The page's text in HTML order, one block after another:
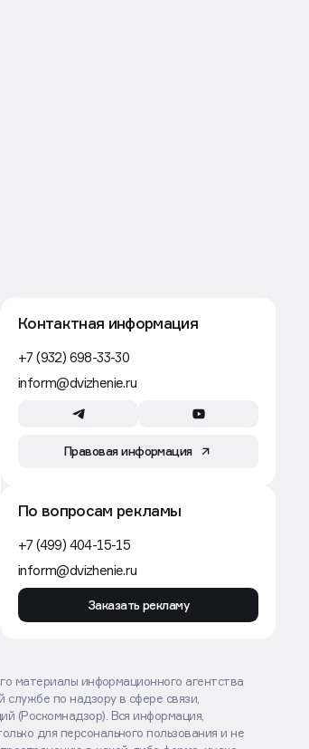
5 авг, 16:30
Власти Екатеринбурга ограничили
ради проектов КРТ
Движение
Строительство 5 авг, 14:24
агентство
Движение
Аренда
Ритейлер Lime закроет
14 магазинов по франшизе и уйдет